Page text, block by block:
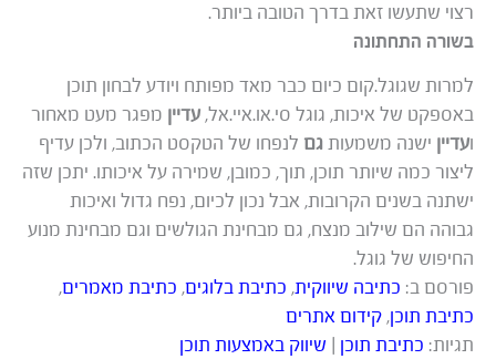
רצוי שתעשו זאת בדרך הטובה ביותר.
בשורה התחתונה
למרות שגוגל.קום כיום כבר מאד מפותח ויודע לבחון תוכן
באספקט של איכות, גוגל סי.או.איי.אל,עדיין מפגר מעט מאחור
ועדיין ישנה משמעותגם לנפחו של הטקסט הכתוב, ולכן עדיף
ליצור כמה שיותר תוכן, תוך, כמובן, שמירה על איכותו. יתכן שזה
ישתנה בשנים הקרובות, אבל נכון לכיום, נפח גדול ואיכות
גבוהה הם שילוב מנצח, גם מבחינת הגולשים וגם מבחינת מנוע
החיפוש של גוגל.
פורסם ב: כתיבה שיווקית, כתיבת בלוגים, כתיבת מאמרים,
כתיבת תוכן,קידום אתרים
תגיות: כתיבת תוכן שיווק באמצעות תוכן